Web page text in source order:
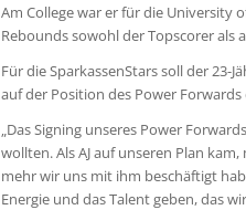
Am College war er für die University
Rebounds sowohl der Topscorer als
Für die SparkassenStars soll der 23-
auf der Position des Power
„Das Signing unseres Power
wollten. Als AJ auf unseren Plan
mehr wir uns mit ihm beschäftigt
Energie und das Talent geben, das